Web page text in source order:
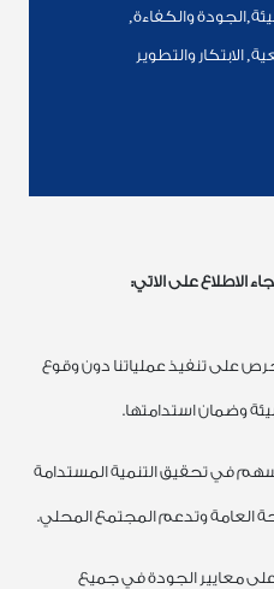
والكفاءة,
الابتكار والتطوير
الاطلاع على الاتي:
على تنفيذ عملياتنا دون وقوع
وضمان استدامتها.
في تحقيق التنمية المستدامة
العامة وتدعم المجتمع المحلي.
معايير الجودة في جميع